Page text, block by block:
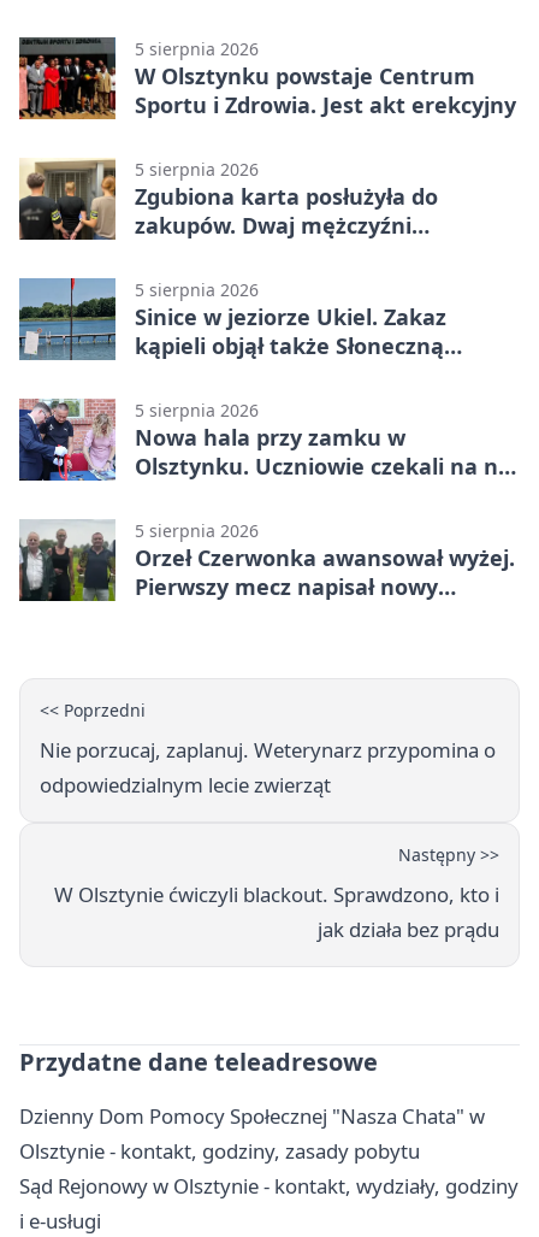
5 sierpnia 2026
W Olsztynku powstaje Centrum
Sportu i Zdrowia. Jest akt erekcyjny
5 sierpnia 2026
Zgubiona karta posłużyła do
zakupów. Dwaj mężczyźni
5 sierpnia 2026
Sinice w jeziorze Ukiel. Zakaz
kąpieli objął także Słoneczną
5 sierpnia 2026
Nowa hala przy zamku w
Olsztynku. Uczniowie czekali na nią
5 sierpnia 2026
Orzeł Czerwonka awansował wyżej.
Pierwszy mecz napisał nowy
<< Poprzedni
Nie porzucaj, zaplanuj. Weterynarz przypomina o
odpowiedzialnym lecie zwierząt
Następny >>
W Olsztynie ćwiczyli blackout. Sprawdzono, kto i
jak działa bez prądu
Przydatne dane teleadresowe
Dzienny Dom Pomocy Społecznej "Nasza Chata" w
Olsztynie - kontakt, godziny, zasady pobytu
Sąd Rejonowy w Olsztynie - kontakt, wydziały, godziny
i e-usługi